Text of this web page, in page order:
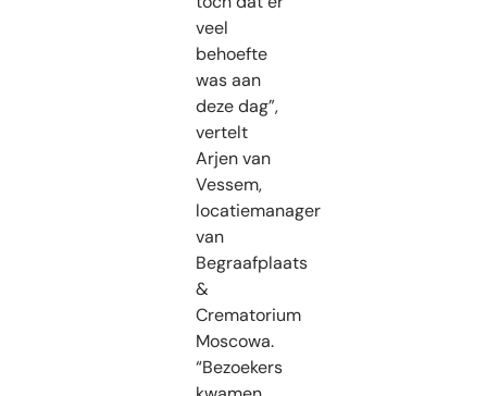
veel
behoefte
was aan
deze dag”,
vertelt
Arjen van
Vessem,
locatiemanager
van
Begraafplaats
&
Crematorium
Moscowa.
“Bezoekers